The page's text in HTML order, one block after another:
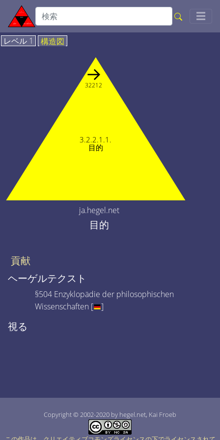
☰
レベル 1 構造図
3.2.2.1.1.
目的
→
32212
ja.hegel.net
目的
貢献
ヘーゲルテクスト
§504 Enzyklopädie der philosophischen
Wissenschaften [
]
視る
Copyright © 2002-2020 by hegel.net, Kai Froeb